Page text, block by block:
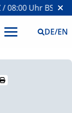
Uhr BST >
DE/EN